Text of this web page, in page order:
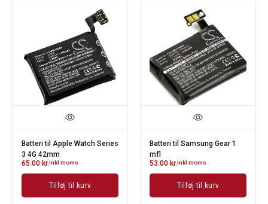
Batteri til Apple Watch Series
3 4G 42mm
65.00 kr.inkl moms
Tilføj til kurv
Batteri til Samsung Gear 1
mfl
53.00 kr.inkl moms
Tilføj til kurv